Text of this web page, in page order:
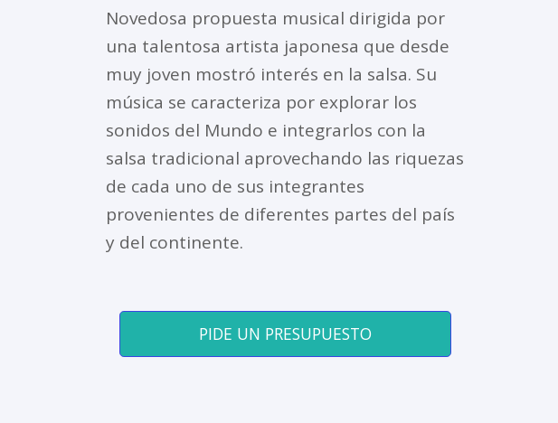
Novedosa propuesta musical dirigida por
una talentosa artista japonesa que desde
muy joven mostró interés en la salsa. Su
música se caracteriza por explorar los
sonidos del Mundo e integrarlos con la
salsa tradicional aprovechando las riquezas
de cada uno de sus integrantes
provenientes de diferentes partes del país
y del continente.
PIDE UN PRESUPUESTO